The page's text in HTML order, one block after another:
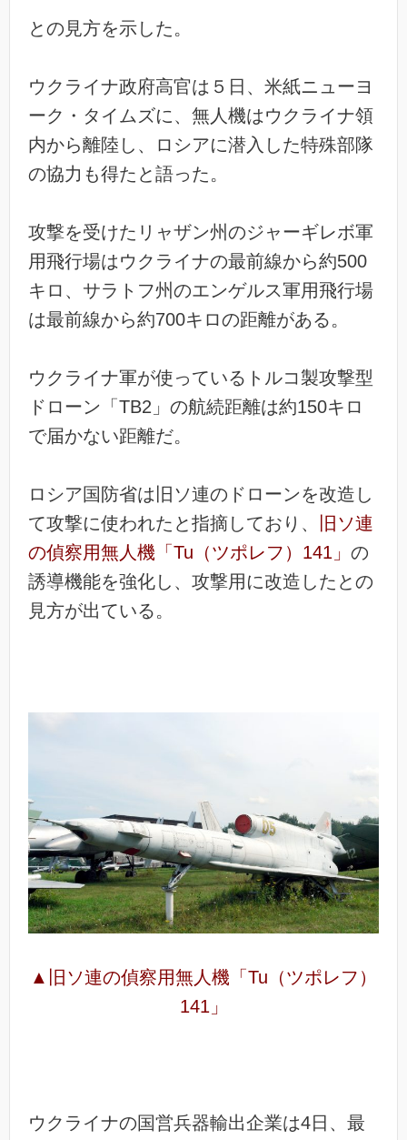
との見方を示した。
ウクライナ政府高官は５日、米紙ニューヨ
ーク・タイムズに、無人機はウクライナ領
内から離陸し、ロシアに潜入した特殊部隊
の協力も得たと語った。
攻撃を受けたリャザン州のジャーギレボ軍
用飛行場はウクライナの最前線から約500
キロ、サラトフ州のエンゲルス軍用飛行場
は最前線から約700キロの距離がある。
ウクライナ軍が使っているトルコ製攻撃型
ドローン「TB2」の航続距離は約150キロ
で届かない距離だ。
ロシア国防省は旧ソ連のドローンを改造し
て攻撃に使われたと指摘しており、
旧ソ連
の偵察用無人機「Tu（ツポレフ）141」 の
誘導機能を強化し、攻撃用に改造したとの
見方が出ている。
▲旧ソ連の偵察用無人機「Tu（ツポレフ）
141」
ウクライナの国営兵器輸出企業は4日、最